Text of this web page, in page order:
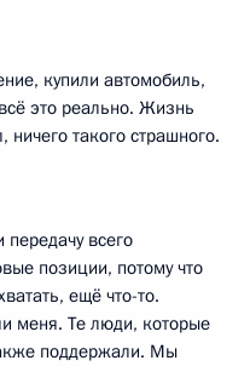
купили автомобиль,
это реально. Жизнь
такого страшного.
всего
позиции, потому что
ещё что-то.
меня. Те люди, которые
поддержали. Мы